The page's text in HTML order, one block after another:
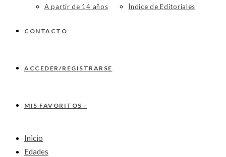
A partir de 14 años
Índice de Editoriales
CONTACTO
ACCEDER/REGISTRARSE
MIS FAVORITOS -
Inicio
Edades